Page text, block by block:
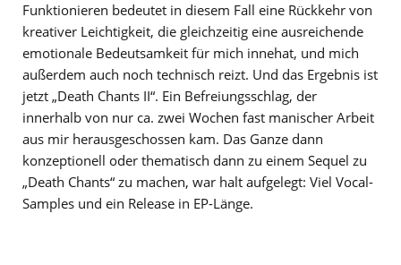
Funktionieren bedeutet in diesem Fall eine Rückkehr von
kreativer Leichtigkeit, die gleichzeitig eine ausreichende
emotionale Bedeutsamkeit für mich innehat, und mich
außerdem auch noch technisch reizt. Und das Ergebnis ist
jetzt „Death Chants II“. Ein Befreiungsschlag, der
innerhalb von nur ca. zwei Wochen fast manischer Arbeit
aus mir herausgeschossen kam. Das Ganze dann
konzeptionell oder thematisch dann zu einem Sequel zu
„Death Chants“ zu machen, war halt aufgelegt: Viel Vocal-
Samples und ein Release in EP-Länge.